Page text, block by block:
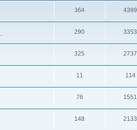
364 4399
290 3353
325 2737
11 114
76 1551
148 2133